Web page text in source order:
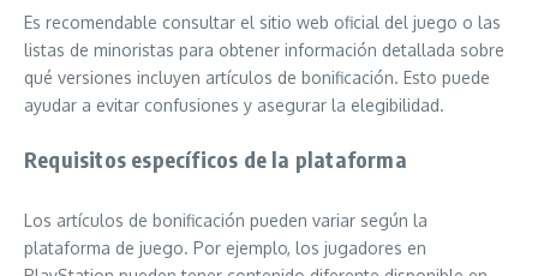
Es recomendable consultar el sitio web oficial del juego o las
listas de minoristas para obtener información detallada sobre
qué versiones incluyen artículos de bonificación. Esto puede
ayudar a evitar confusiones y asegurar la elegibilidad.
Requisitos específicos de la plataforma
Los artículos de bonificación pueden variar según la
plataforma de juego. Por ejemplo, los jugadores en